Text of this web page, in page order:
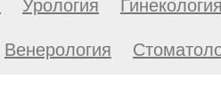
Урология
Венерология